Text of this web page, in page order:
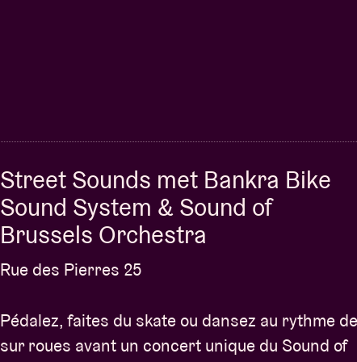
Street Sounds met Bankra Bike
Sound System & Sound of
Brussels Orchestra
Rue des Pierres 25
Pédalez, faites du skate ou dansez au rythme
sur roues avant un concert unique du Sound of